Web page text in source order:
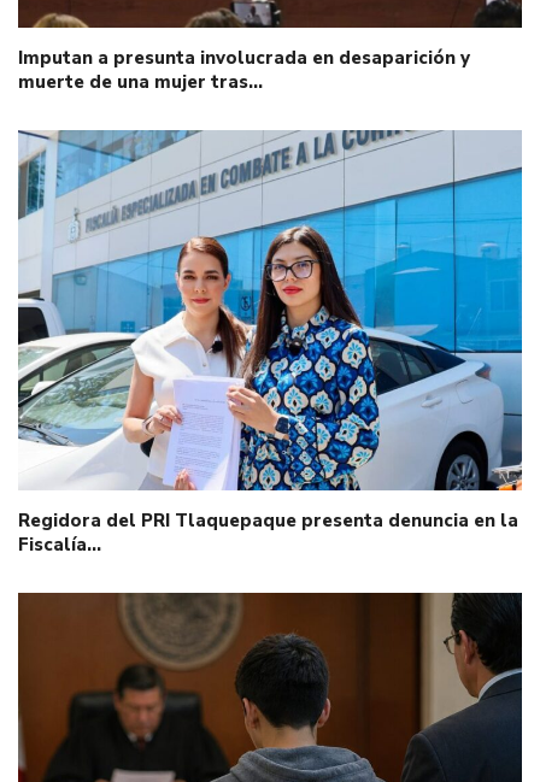
Imputan a presunta involucrada en desaparición y
muerte de una mujer tras…
Regidora del PRI Tlaquepaque presenta denuncia en la
Fiscalía…